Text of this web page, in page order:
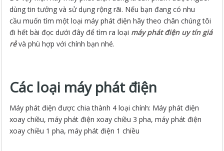
dùng tin tưởng và sử dụng rộng rãi. Nếu bạn đang có nhu
cầu muốn tìm một loại máy phát điện hãy theo chân chúng tôi
đi hết bài đọc dưới đây để tìm ra loại máy phát điện uy tín giá
rẻvà phù hợp với chính bạn nhé.
Các loại máy phát điện
Máy phát điện được chia thành 4 loại chính: Máy phát điện
xoay chiều, máy phát điện xoay chiều 3 pha, máy phát điện
xoay chiều 1 pha, máy phát điện 1 chiều